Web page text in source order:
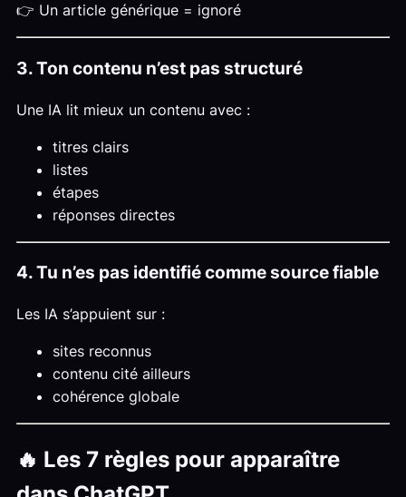
👉 Un article générique = ignoré
3. Ton contenu n’est pas structuré
Une IA lit mieux un contenu avec :
titres clairs
listes
étapes
réponses directes
4. Tu n’es pas identifié comme source fiable
Les IA s’appuient sur :
sites reconnus
contenu cité ailleurs
cohérence globale
🔥 Les 7 règles pour apparaître